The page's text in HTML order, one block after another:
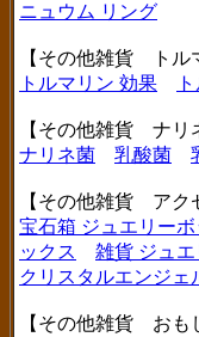
ニュウム リング
【その他雑貨 トル
トルマリン 効果
【その他雑貨 ナリ
ナリネ菌
乳酸菌
【その他雑貨 アク
宝石箱 ジュエリーボ
ックス
雑貨 ジュ
クリスタルエンジェ
【その他雑貨 おも